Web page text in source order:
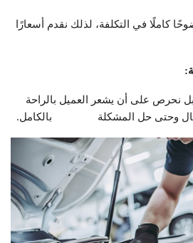
كاملًا في التكلفة، لذلك نقدم أسعارًا
:
نحرص على أن يشعر العميل بالراحة
وحتى حل المشكلة بالكامل.